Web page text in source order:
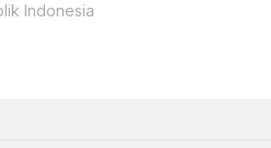
Indonesia